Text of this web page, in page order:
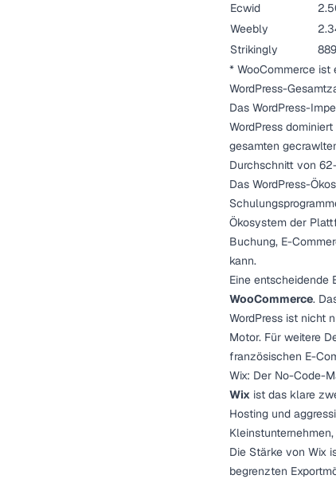
Ecwid
Weebly
Strikingly
889
* WooCommerce ist
WordPress-
Das WordPress-
WordPress
gesamten
Durchschnitt von
Das WordPress-
Ökosystem der
Buchung, E-
kann.
Eine entscheidende
WooCommerce.
WordPress ist nicht
Motor. Für weitere
französischen E-
Wix: Der No-Code-
Wix ist das klare
Hosting und
Die Stärke von Wix
begrenzten